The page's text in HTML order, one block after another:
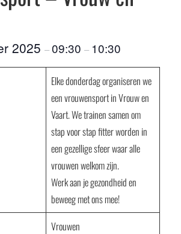
2025 –09:30 – 10:30
Elke donderdag organiseren we
een vrouwensport in Vrouw en
Vaart. We trainen samen om
stap voor stap fitter worden in
een gezellige sfeer waar alle
vrouwen welkom zijn.
Werk aan je gezondheid en
beweeg met ons mee!
Vrouwen